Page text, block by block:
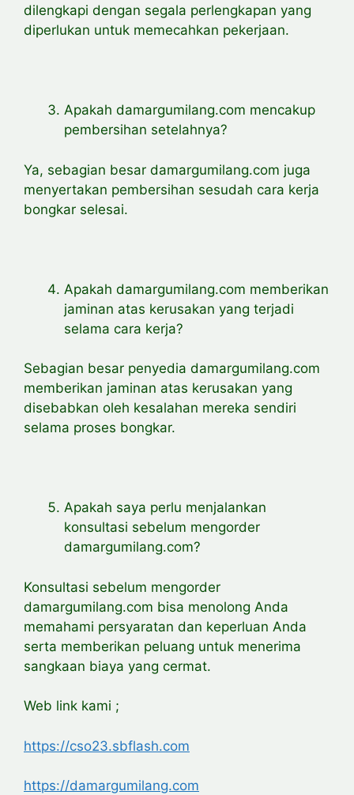
dilengkapi dengan segala perlengkapan yang
diperlukan untuk memecahkan pekerjaan.
Apakah damargumilang.com mencakup
pembersihan setelahnya?
Ya, sebagian besar damargumilang.com juga
menyertakan pembersihan sesudah cara kerja
bongkar selesai.
Apakah damargumilang.com memberikan
jaminan atas kerusakan yang terjadi
selama cara kerja?
Sebagian besar penyedia damargumilang.com
memberikan jaminan atas kerusakan yang
disebabkan oleh kesalahan mereka sendiri
selama proses bongkar.
Apakah saya perlu menjalankan
konsultasi sebelum mengorder
damargumilang.com?
Konsultasi sebelum mengorder
damargumilang.com bisa menolong Anda
memahami persyaratan dan keperluan Anda
serta memberikan peluang untuk menerima
sangkaan biaya yang cermat.
Web link kami ;
https://cso23.sbflash.com
https://damargumilang.com